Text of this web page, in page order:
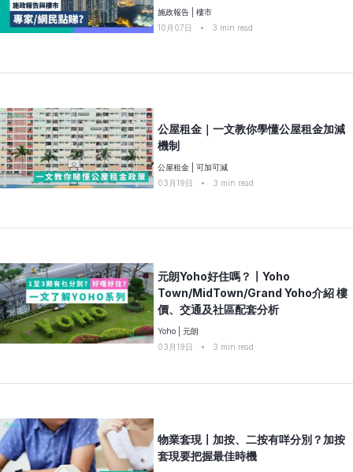
施政報告
樓市
10月07日
• 3 min read
公屋租金｜一文教你學懂公屋租金加減
機制
公屋租金
可加可減
03月19日
• 3 min read
元朗Yoho好住嗎？〡Yoho
Town/MidTown/Grand Yoho介紹 樓
價、交通及社區配套分析
Yoho
元朗
03月19日
• 3 min read
物業套現〡加按、二按有咩分別？加按
套現要把握最佳時機